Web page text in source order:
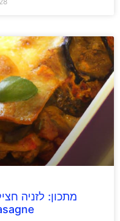
מתכון: לזניה